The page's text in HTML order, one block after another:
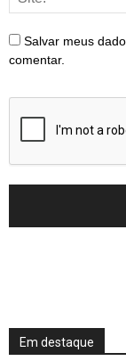
Salvar meus
comentar.
Em destaque